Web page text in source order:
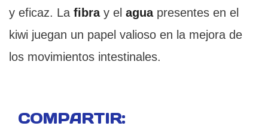
y eficaz. La fibray el aguapresentes en el
kiwi juegan un papel valioso en la mejora de
los movimientos intestinales.
COMPARTIR: